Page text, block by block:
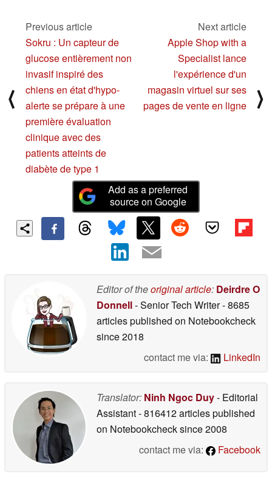
une expérience Call of
PlayStation03/14/2023
⟨
Previous article
Sokru : Un capteur de
glucose entièrement non
invasif inspiré des
chiens en état d'hypo-
alerte se prépare à une
première évaluation
clinique avec des
patients atteints de
diabète de type 1
Next article
Apple Shop with a
Specialist lance
l'expérience d'un
magasin virtuel sur ses
pages de vente en ligne
⟩
Add as a preferred
source on Google
Editor of theoriginal article: Deirdre O
Donnell- Senior Tech Writer- 8685
articles published on Notebookcheck
since 2018
contact me via:
LinkedIn
Translator: Ninh Ngoc Duy- Editorial
Assistant- 816412 articles published
on Notebookchecksince 2008
contact me via:
Facebook